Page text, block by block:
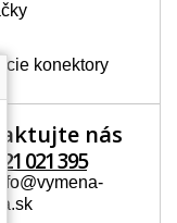
konektory
nás
021 395